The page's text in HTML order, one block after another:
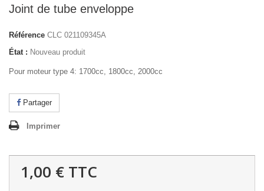
Joint de tube enveloppe
Référence CLC 021109345A
État : Nouveau produit
Pour moteur type 4: 1700cc, 1800cc, 2000cc
Partager
Imprimer
1,00 € TTC